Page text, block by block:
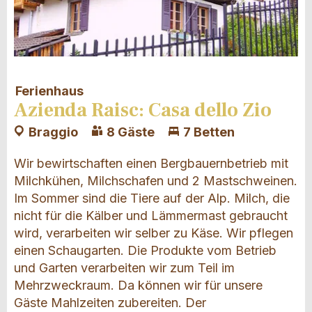
Ferienhaus
Azienda Raisc: Casa dello Zio
Braggio 8 Gäste 7 Betten
Wir bewirtschaften einen Bergbauernbetrieb mit
Milchkühen, Milchschafen und 2 Mastschweinen.
Im Sommer sind die Tiere auf der Alp. Milch, die
nicht für die Kälber und Lämmermast gebraucht
wird, verarbeiten wir selber zu Käse. Wir pflegen
einen Schaugarten. Die Produkte vom Betrieb
und Garten verarbeiten wir zum Teil im
Mehrzweckraum. Da können wir für unsere
Gäste Mahlzeiten zubereiten. Der